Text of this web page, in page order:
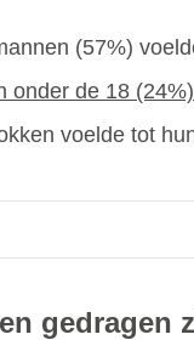
(57%)
onder de 18
voelde tot
gedragen